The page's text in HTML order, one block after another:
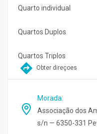
Quarto individual
Quartos Duplos
Quartos Triplos
Obter direçoes
Morada:
Associação dos
s/n — 6350-331